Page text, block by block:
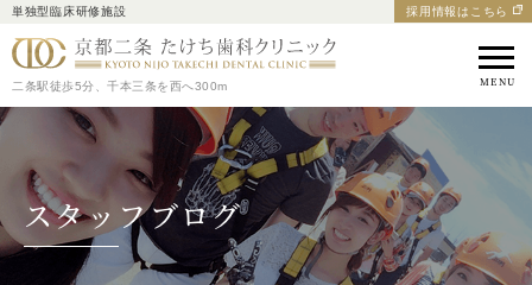
単独型臨床研修施設 採用情報はこちら
京都市中京区の歯医者
二条駅徒歩5分、千本三条を西へ300m
スタッフブログ